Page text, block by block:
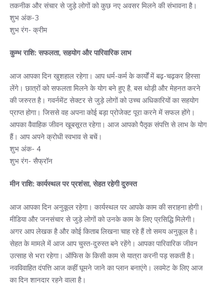
तकनीक और संचार से जुड़े लोगों को कुछ नए अवसर मिलने की संभावना है।
शुभ अंक-3
शुभ रंग- क्रीम
कुम्भ राशि: सफलता, सहयोग और पारिवारिक लाभ
आज आपका दिन खुशहाल रहेगा। आप धर्म-कर्म के कार्यों में बढ़-चढ़कर हिस्सा
लेंगे। छात्रों को सफलता मिलने के योग बने हुए है, बस थोड़ी और मेहनत करने
की जरुरत है। गवर्नमेंट सेक्टर से जुड़े लोगों को उच्च अधिकारियों का सहयोग
प्राप्त होगा। जिससे वह अपना कोई बड़ा प्रोजेक्ट पूरा करने में सफल होंगे।
आपका वैवाहिक जीवन खूबसूरत रहेगा। आज आपको पैतृक संपत्ति से लाभ के योग
हैं। आप अपने क्रोधी स्वभाव से बचें।
शुभ अंक- 4
शुभ रंग- सैफ्रॉन
मीन राशि: कार्यस्थल पर प्रशंसा, सेहत रहेगी दुरुस्त
आज आपका दिन अनुकूल रहेगा। कार्यस्थल पर आपके काम की सराहना होगी।
मीडिया और जनसंचार से जुड़े लोगों को उनके काम के लिए प्रसिद्धि मिलेगी।
अगर आप लेखक है और कोई किताब लिखना चाह रहे हैं तो समय अनुकूल है।
सेहत के मामले में आज आप चुस्त-दुरुस्त बने रहेंगे। आपका पारिवारिक जीवन
उत्साह से भरा रहेगा। ऑफिस के किसी काम से यात्रा करनी पड़ सकती है।
नवविवाहित दंपत्ति आज कहीं घूमने जाने का प्लान बनाएंगे। लवमेट के लिए आज
का दिन शानदार रहने वाला है।